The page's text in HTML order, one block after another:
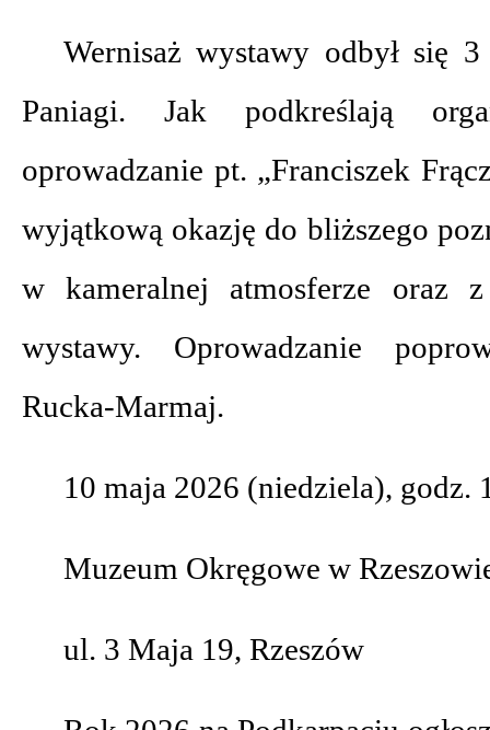
Wernisaż wystawy odbył się
Paniagi. Jak podkreślają
oprowadzanie pt. „Franciszek
wyjątkową okazję do bliższego
w kameralnej atmosferze oraz
wystawy. Oprowadzanie
Rucka-Marmaj.
10 maja 2026 (niedziela), godz.
Muzeum Okręgowe w
ul. 3 Maja 19, Rzeszów